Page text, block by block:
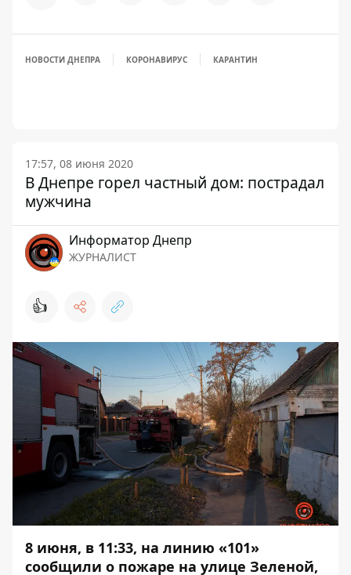
НОВОСТИ ДНЕПРА КОРОНАВИРУС КАРАНТИН
17:57, 08 июня 2020
В Днепре горел частный дом: пострадал
мужчина
Информатор Днепр
ЖУРНАЛИСТ
👍
8 июня, в 11:33, на линию «101»
сообщили о пожаре на улице Зеленой,